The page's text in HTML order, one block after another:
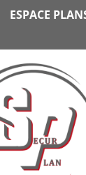
ESPACE